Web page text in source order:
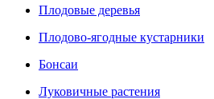
Плодовые деревья
Плодово-ягодные кустарники
Бонсаи
Луковичные растения